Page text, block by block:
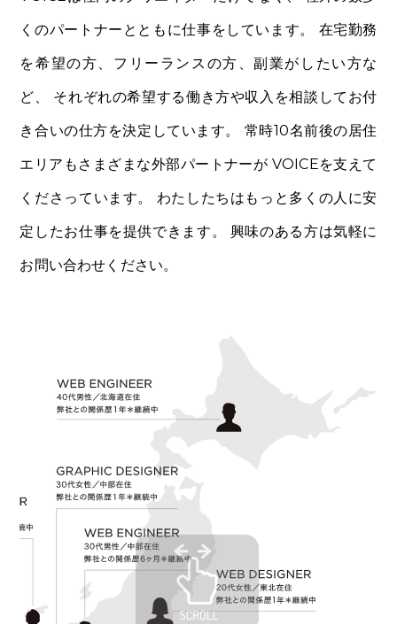
くのパートナーとともに仕事をしています。
在宅勤務
を希望の方、フリーランスの方、副業がしたい方な
ど、
それぞれの希望する働き方や収入を相談してお付
き合いの仕方を決定しています。
常時10名前後の居住
エリアもさまざまな外部パートナーが VOICEを支えて
くださっています。
わたしたちはもっと多くの人に安
定したお仕事を提供できます。
興味のある方は気軽に
お問い合わせください。